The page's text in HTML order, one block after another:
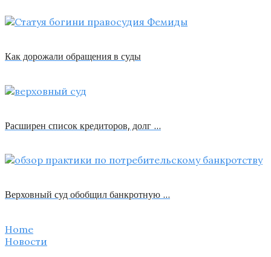
Как дорожали обращения в суды
Расширен список кредиторов, долг …
Верховный суд обобщил банкротную …
Home
Новости